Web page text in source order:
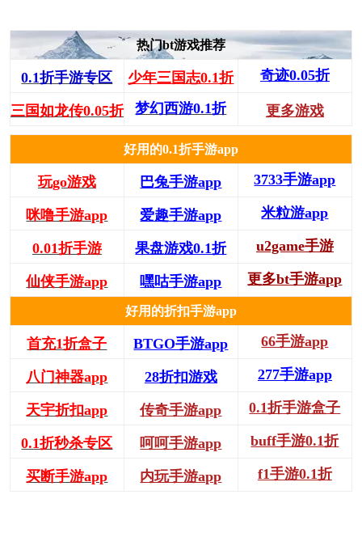
热门bt游戏推荐
0.1折手游专区 少年三国志0.1折 奇迹0.05折
三国如龙传0.05折 梦幻西游0.1折 更多游戏
好用的0.1折手游app
玩go游戏 巴兔手游app 3733手游app
咪噜手游app 爱趣手游app 米粒游app
0.01折手游 果盘游戏0.1折 u2game手游
仙侠手游app 嘿咕手游app 更多bt手游app
好用的折扣手游app
首充1折盒子 BTGO手游app 66手游app
八门神器app 28折扣游戏 277手游app
天宇折扣app 传奇手游app 0.1折手游盒子
0.1折秒杀专区 呵呵手游app buff手游0.1折
买断手游app 内玩手游app f1手游0.1折